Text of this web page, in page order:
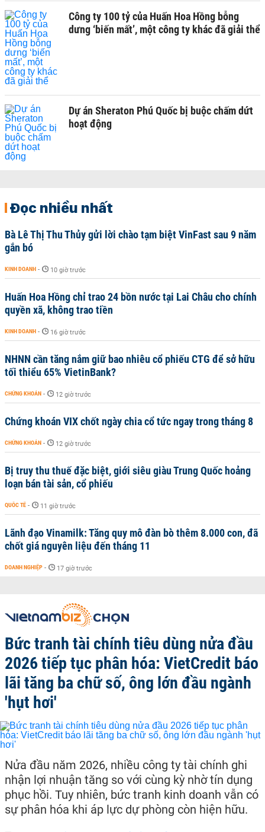
Công ty 100 tỷ của Huấn Hoa Hồng bỗng
dưng ‘biến mất’, một công ty khác đã giải thể
Dự án Sheraton Phú Quốc bị buộc chấm dứt
hoạt động
Đọc nhiều nhất
Bà Lê Thị Thu Thủy gửi lời chào tạm biệt VinFast sau 9 năm
gắn bó
KINH DOANH - 10 giờ trước
Huấn Hoa Hồng chỉ trao 24 bồn nước tại Lai Châu cho chính
quyền xã, không trao tiền
KINH DOANH - 16 giờ trước
NHNN cần tăng nắm giữ bao nhiêu cổ phiếu CTG để sở hữu
tối thiểu 65% VietinBank?
CHỨNG KHOÁN - 12 giờ trước
Chứng khoán VIX chốt ngày chia cổ tức ngay trong tháng 8
CHỨNG KHOÁN - 12 giờ trước
Bị truy thu thuế đặc biệt, giới siêu giàu Trung Quốc hoảng
loạn bán tài sản, cổ phiếu
QUỐC TẾ - 11 giờ trước
Lãnh đạo Vinamilk: Tăng quy mô đàn bò thêm 8.000 con, đã
chốt giá nguyên liệu đến tháng 11
DOANH NGHIỆP - 17 giờ trước
Bức tranh tài chính tiêu dùng nửa đầu
2026 tiếp tục phân hóa: VietCredit báo
lãi tăng ba chữ số, ông lớn đầu ngành
'hụt hơi'
Nửa đầu năm 2026, nhiều công ty tài chính ghi
nhận lợi nhuận tăng so với cùng kỳ nhờ tín dụng
phục hồi. Tuy nhiên, bức tranh kinh doanh vẫn có
sự phân hóa khi áp lực dự phòng còn hiện hữu.